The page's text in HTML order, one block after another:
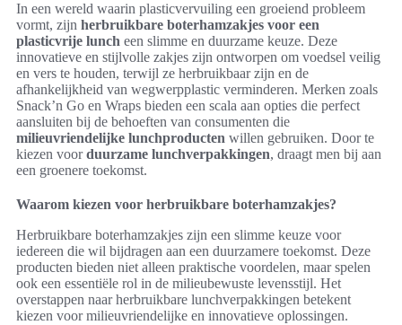
In een wereld waarin plasticvervuiling een groeiend probleem
vormt, zijn herbruikbare boterhamzakjes voor een
plasticvrije lunch een slimme en duurzame keuze. Deze
innovatieve en stijlvolle zakjes zijn ontworpen om voedsel veilig
en vers te houden, terwijl ze herbruikbaar zijn en de
afhankelijkheid van wegwerpplastic verminderen. Merken zoals
Snack’n Go en Wraps bieden een scala aan opties die perfect
aansluiten bij de behoeften van consumenten die
milieuvriendelijke lunchproducten willen gebruiken. Door te
kiezen voorduurzame lunchverpakkingen, draagt men bij aan
een groenere toekomst.
Waarom kiezen voor herbruikbare boterhamzakjes?
Herbruikbare boterhamzakjes zijn een slimme keuze voor
iedereen die wil bijdragen aan een duurzamere toekomst. Deze
producten bieden niet alleen praktische voordelen, maar spelen
ook een essentiële rol in de milieubewuste levensstijl. Het
overstappen naar herbruikbare lunchverpakkingen betekent
kiezen voor milieuvriendelijke en innovatieve oplossingen.